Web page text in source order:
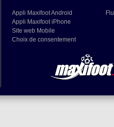
Appli Maxifoot Android
Appli Maxifoot iPhone
Site web Mobile
Choix de consentement